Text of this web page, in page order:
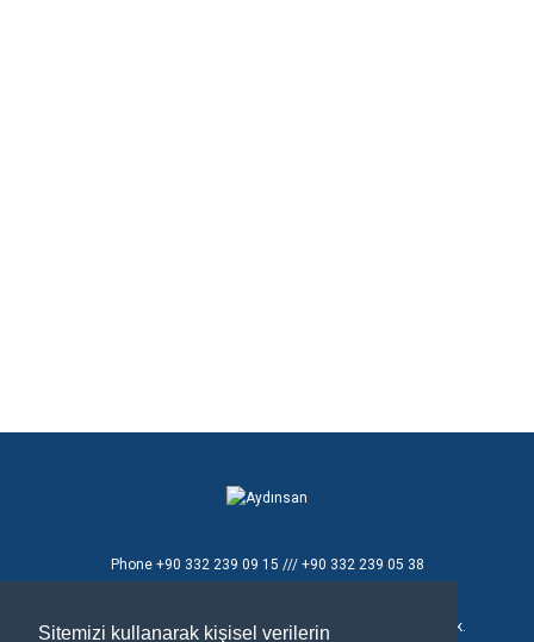
Sitemizi kullanarak kişisel verilerin
Phone+90 332 239 09 15 /// +90 332 239 05 38
Konya Organize Sanayi Bölgesi T.Ziyaeddin Cad. 8 No'lu Sok.